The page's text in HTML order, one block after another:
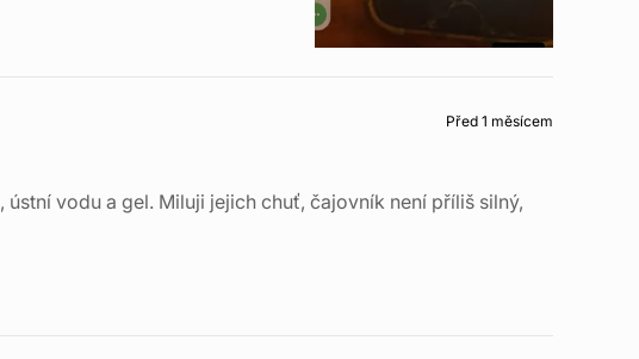
Před 1 měsícem
vodu a gel. Miluji jejich chuť, čajovník není příliš silný,